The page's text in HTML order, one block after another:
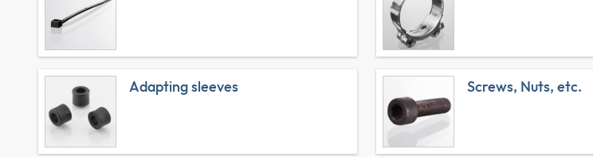
Adapting sleeves Screws, Nuts, etc.